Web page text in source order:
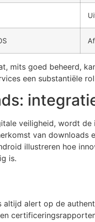
mits goed beheerd,
een substantiële
veiligheid, wordt
van downloads
illustreren hoe
is.
alert op de